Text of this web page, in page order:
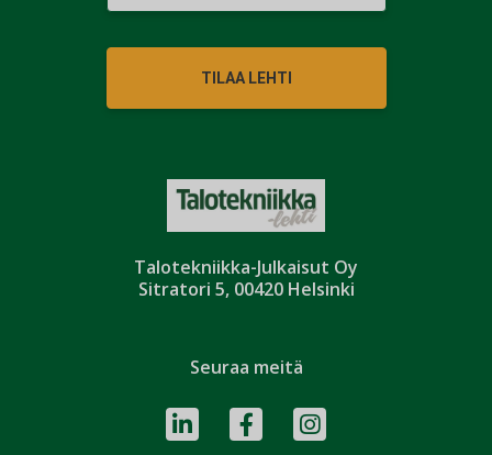
Talotekniikka-Julkaisut Oy
Sitratori 5, 00420 Helsinki
TILAA LEHTI
Seuraa meitä